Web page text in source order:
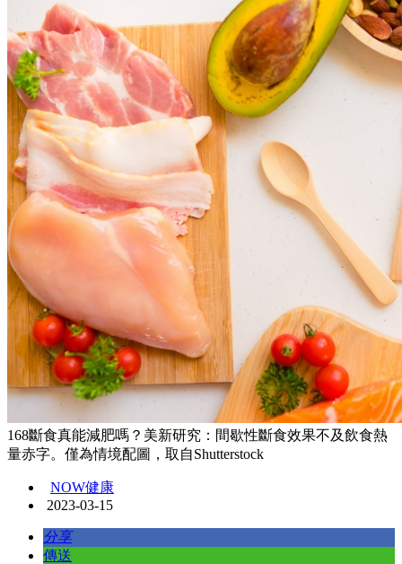
168斷食真能減肥嗎？美新研究：間歇性斷食效果不及飲食熱
量赤字。僅為情境配圖，取自Shutterstock
NOW健康
2023-03-15
分享
傳送